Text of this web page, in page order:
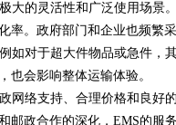
大的灵活性和广泛使用场景
率。政府部门和企业也频繁
如对于超大件物品或急件，
也会影响整体运输体验。
网络支持、合理价格和良
邮政合作的深化，EMS的